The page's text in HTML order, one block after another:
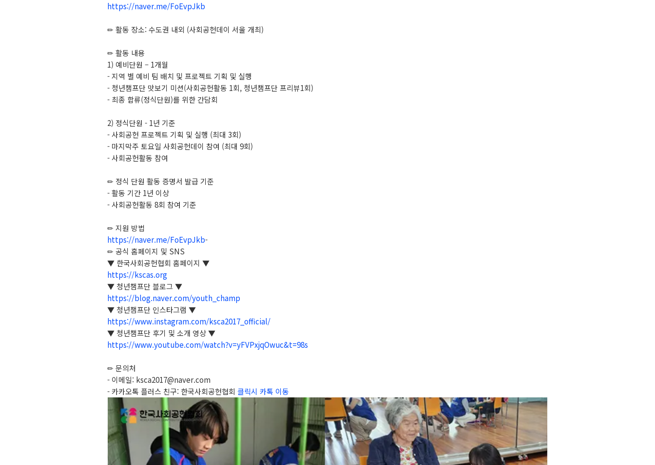
https://naver.me/FoEvpJkb
✏ 활동 장소: 수도권 내외 (사회공헌데이 서울 개최)
✏ 활동 내용
1) 예비단원 – 1개월
- 지역 별 예비 팀 배치 및 프로젝트 기획 및 실행
- 청년챔프단 맛보기 미션(사회공헌활동 1회, 청년챔프단 프리뷰1회)
- 최종 합류(정식단원)를 위한 간담회
2) 정식단원 - 1년 기준
- 사회공헌 프로젝트 기획 및 실행 (최대 3회)
- 마지막주 토요일 사회공헌데이 참여 (최대 9회)
- 사회공헌활동 참여
✏ 정식 단원 활동 증명서 발급 기준
- 활동 기간 1년 이상
- 사회공헌활동 8회 참여 기준
✏ 지원 방법
https://naver.me/FoEvpJkb-
✏ 공식 홈페이지 및 SNS
▼ 한국사회공헌협회 홈페이지 ▼
https://kscas.org
▼ 청년챔프단 블로그 ▼
https://blog.naver.com/youth_champ
▼ 청년챔프단 인스타그램 ▼
https://www.instagram.com/ksca2017_official/
▼ 청년챔프단 후기 및 소개 영상 ▼
https://www.youtube.com/watch?v=yFVPxjqOwuc&t=98s
✏ 문의처
- 이메일: ksca2017@naver.com
- 카카오톡 플러스 친구: 한국사회공헌협회 클릭시 카톡 이동